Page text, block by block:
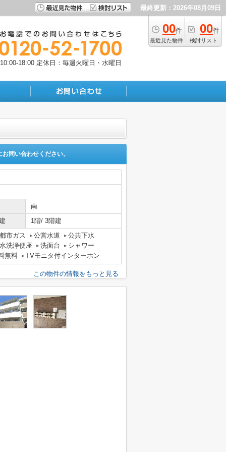
最終更新：2026年08月09日
00件
最近見た物件
00件
検討リスト
18:00 定休日：毎週火曜日・水曜日
問い合わせください。
南
1階/ 3階建
都市ガス
公営水道
公共下水
洗浄便座
洗面台
シャワー
無料
TVモニタ付インターホン
この物件の情報をもっと見る